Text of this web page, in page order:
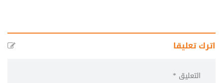
اترك تعليقا
التعليق *